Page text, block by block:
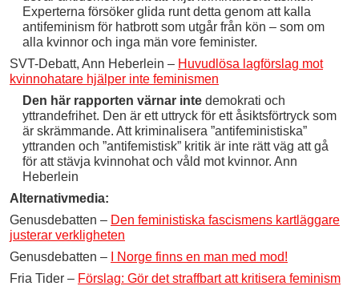
Experterna försöker glida runt detta genom att kalla
antifeminism för hatbrott som utgår från kön – som om
alla kvinnor och inga män vore feminister.
SVT-Debatt, Ann Heberlein – Huvudlösa lagförslag mot
kvinnohatare hjälper inte feminismen
Den här rapporten värnar intedemokrati och
yttrandefrihet. Den är ett uttryck för ett åsiktsförtryck som
är skrämmande. Att kriminalisera ”antifeministiska”
yttranden och ”antifemistisk” kritik är inte rätt väg att gå
för att stävja kvinnohat och våld mot kvinnor. Ann
Heberlein
Alternativmedia:
Genusdebatten – Den feministiska fascismens kartläggare
justerar verkligheten
Genusdebatten –
I Norge finns en man med mod!
Fria Tider – Förslag: Gör det straffbart att kritisera feminism